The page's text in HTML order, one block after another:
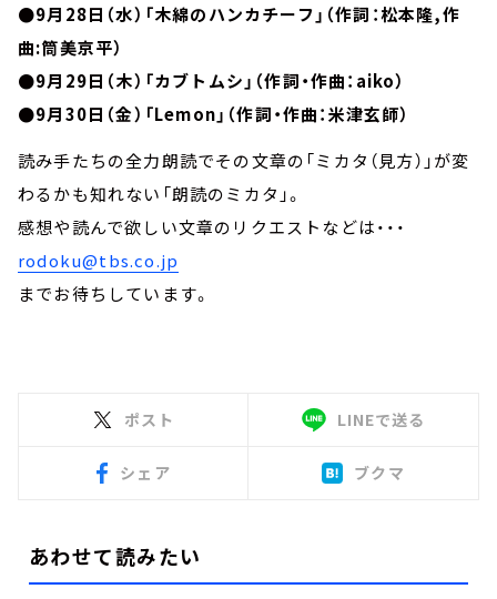
●9月28日（水）「木綿のハンカチーフ」（作詞：松本隆,作
曲:筒美京平）
●9月29日（木）「カブトムシ」（作詞・作曲：aiko）
●9月30日（金）「Lemon」（作詞・作曲：米津玄師）
読み手たちの全力朗読でその文章の「ミカタ（見方）」が変
わるかも知れない「朗読のミカタ」。
感想や読んで欲しい文章のリクエストなどは・・・
rodoku@tbs.co.jp
までお待ちしています。
ポスト LINEで送る
シェア ブクマ
あわせて読みたい